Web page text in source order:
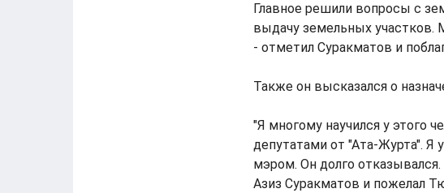
Главное решили вопросы с
выдачу земельных участков.
- отметил Суракматов и
Также он высказался о
"Я многому научился у этого
депутатами от "Ата-Журта". Я
мэром. Он долго отказывался.
Азиз Суракматов и пожелал